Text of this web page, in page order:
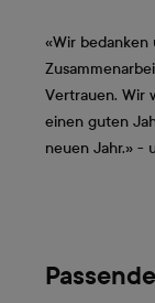
«Wir
Vertrauen. Wir
einen guten
neuen Jahr.» -